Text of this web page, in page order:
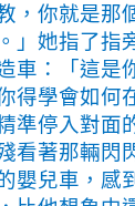
，你就是那
」她指了指
車：「這是
得學會如何
準停入對面
看著那輛閃
嬰兒車，感